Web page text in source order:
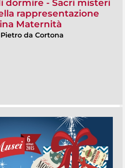
dormire - Sacri misteri
rappresentazione
Maternità
da Cortona